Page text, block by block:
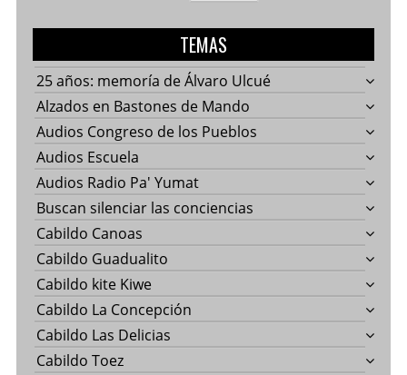
TEMAS
25 años: memoría de Álvaro Ulcué
Alzados en Bastones de Mando
Audios Congreso de los Pueblos
Audios Escuela
Audios Radio Pa' Yumat
Buscan silenciar las conciencias
Cabildo Canoas
Cabildo Guadualito
Cabildo kite Kiwe
Cabildo La Concepción
Cabildo Las Delicias
Cabildo Toez